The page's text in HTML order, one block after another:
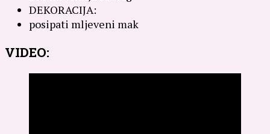
DEKORACIJA:
posipati mljeveni mak
VIDEO: